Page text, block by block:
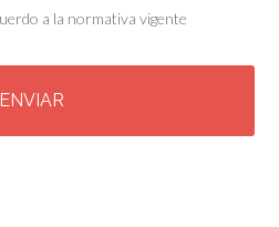
a la normativa vigente